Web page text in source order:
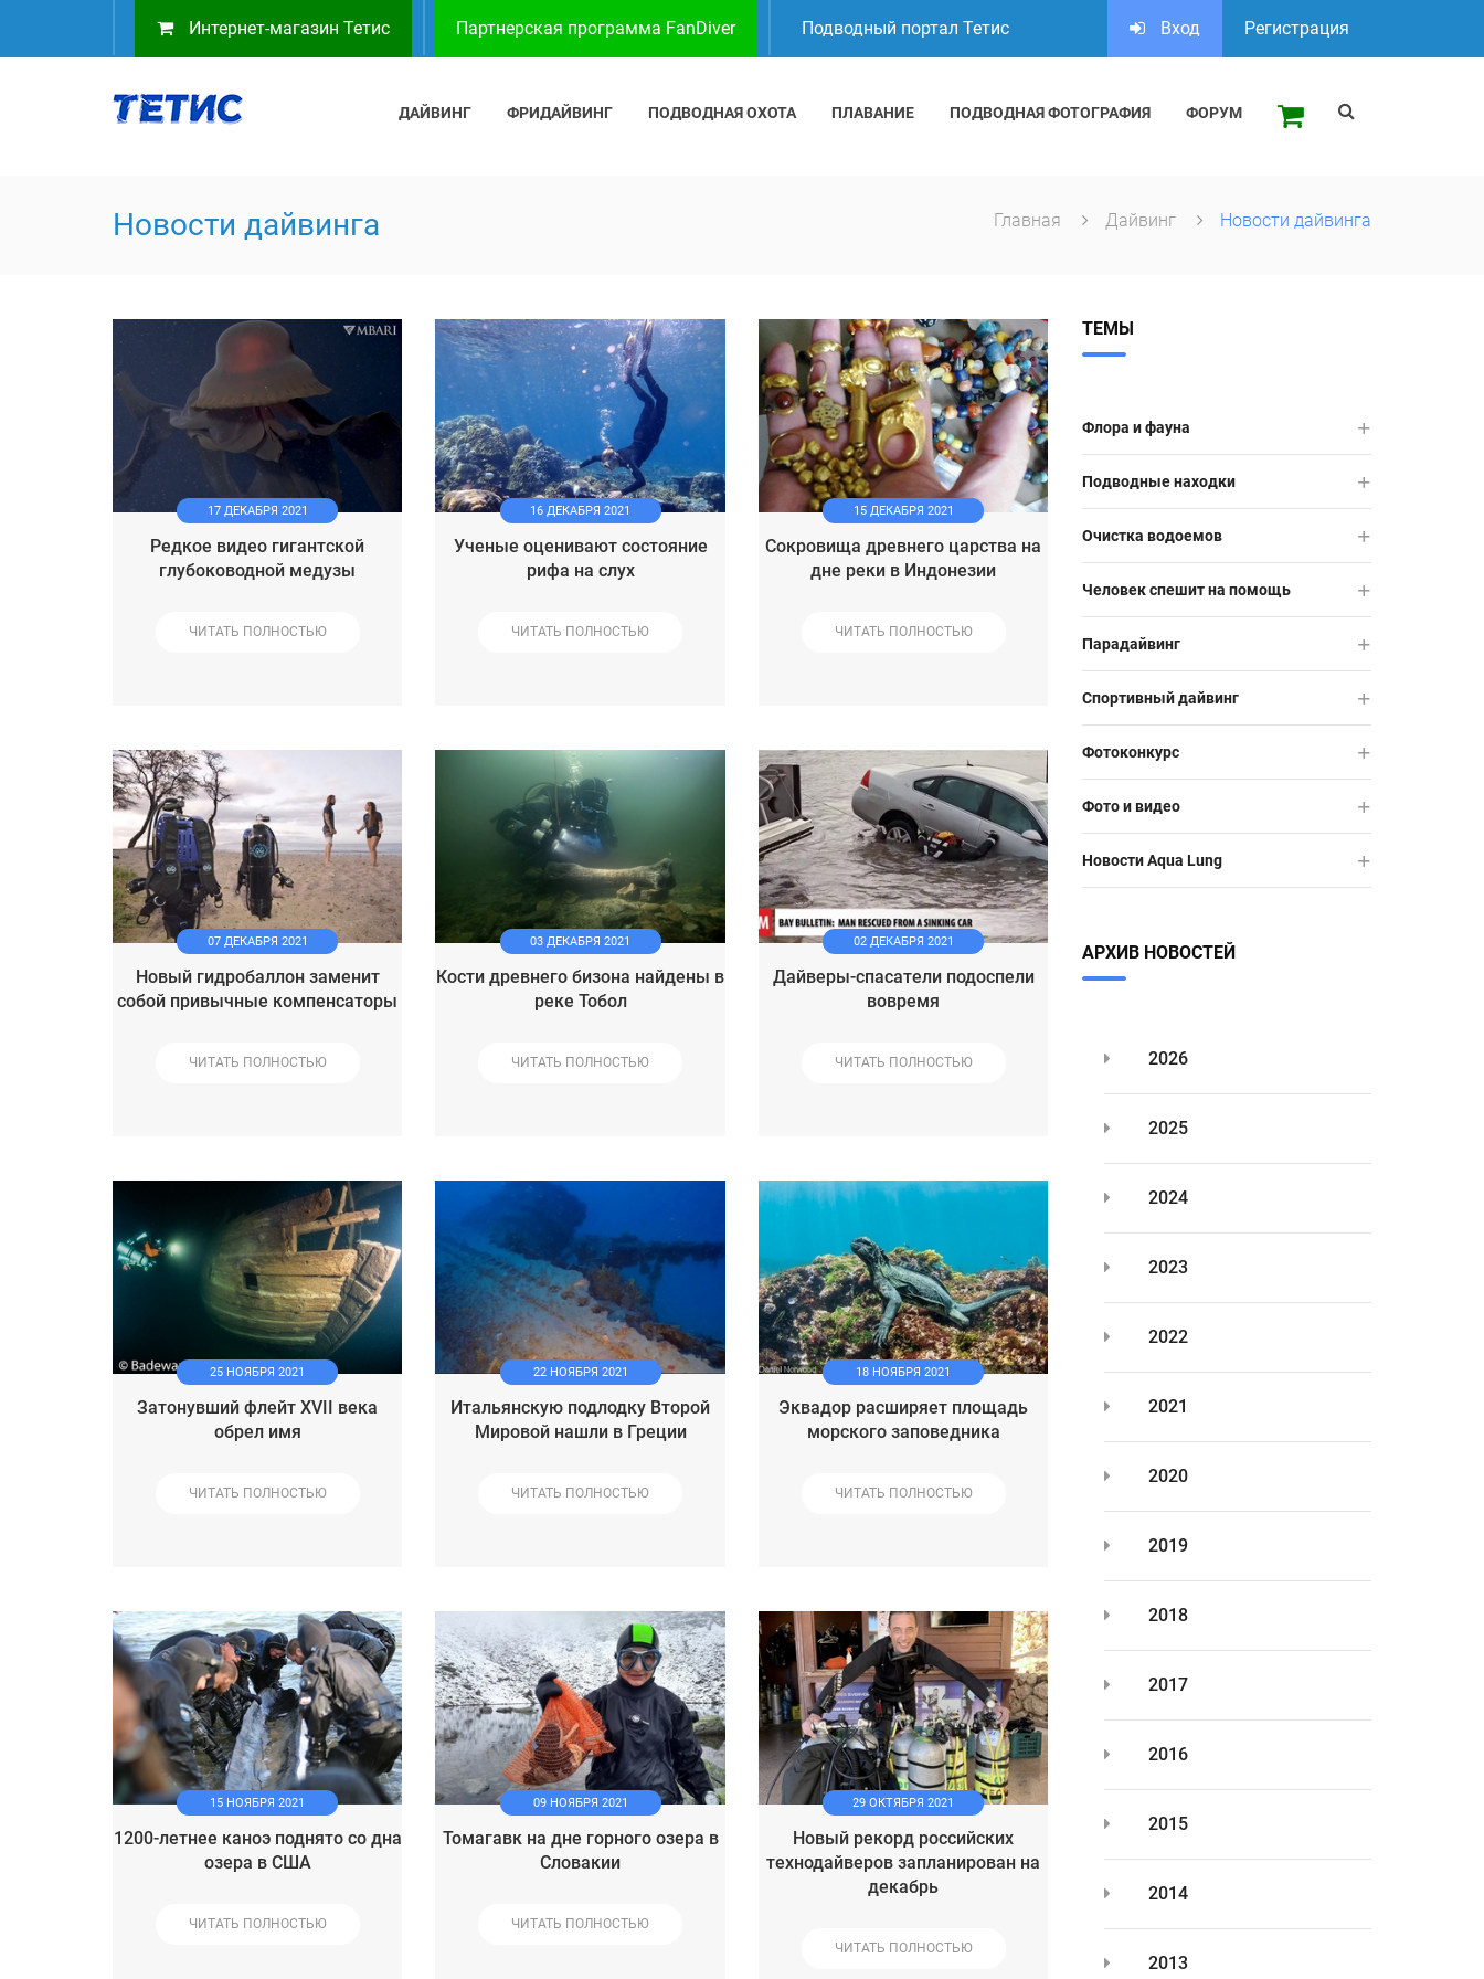
Интернет-магазин Тетис Партнерская программа FanDiver Подводный портал Тетис Вход Регистрация
ДАЙВИНГ ФРИДАЙВИНГ ПОДВОДНАЯ ОХОТА ПЛАВАНИЕ ПОДВОДНАЯ ФОТОГРАФИЯ ФОРУМ
Новости дайвинга Главная Дайвинг Новости дайвинга
17 ДЕКАБРЯ 2021
Редкое видео гигантской
глубоководной медузы
ЧИТАТЬ ПОЛНОСТЬЮ
16 ДЕКАБРЯ 2021
Ученые оценивают состояние
рифа на слух
ЧИТАТЬ ПОЛНОСТЬЮ
15 ДЕКАБРЯ 2021
Сокровища древнего царства на
дне реки в Индонезии
ЧИТАТЬ ПОЛНОСТЬЮ
07 ДЕКАБРЯ 2021
Новый гидробаллон заменит
собой привычные компенсаторы
ЧИТАТЬ ПОЛНОСТЬЮ
03 ДЕКАБРЯ 2021
Кости древнего бизона найдены в
реке Тобол
ЧИТАТЬ ПОЛНОСТЬЮ
02 ДЕКАБРЯ 2021
Дайверы-спасатели подоспели
вовремя
ЧИТАТЬ ПОЛНОСТЬЮ
25 НОЯБРЯ 2021
Затонувший флейт XVII века
обрел имя
ЧИТАТЬ ПОЛНОСТЬЮ
22 НОЯБРЯ 2021
Итальянскую подлодку Второй
Мировой нашли в Греции
ЧИТАТЬ ПОЛНОСТЬЮ
18 НОЯБРЯ 2021
Эквадор расширяет площадь
морского заповедника
ЧИТАТЬ ПОЛНОСТЬЮ
15 НОЯБРЯ 2021
1200-летнее каноэ поднято со дна
озера в США
ЧИТАТЬ ПОЛНОСТЬЮ
09 НОЯБРЯ 2021
Томагавк на дне горного озера в
Словакии
ЧИТАТЬ ПОЛНОСТЬЮ
29 ОКТЯБРЯ 2021
Новый рекорд российских
технодайверов запланирован на
декабрь
ЧИТАТЬ ПОЛНОСТЬЮ
ТЕМЫ
Флора и фауна
Подводные находки
Очистка водоемов
Человек спешит на помощь
Парадайвинг
Спортивный дайвинг
Фотоконкурс
Фото и видео
Новости Aqua Lung
АРХИВ НОВОСТЕЙ
2026
2025
2024
2023
2022
2021
2020
2019
2018
2017
2016
2015
2014
2013